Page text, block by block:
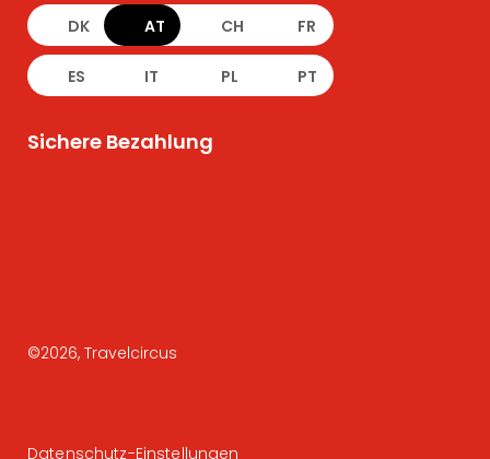
DK AT CH FR
ES IT PL PT
Sichere Bezahlung
©2026, Travelcircus
Datenschutz-Einstellungen